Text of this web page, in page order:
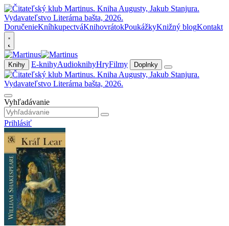
DoručenieKníhkupectváKnihovrátokPoukážkyKnižný blogKontakt
Knihy E-knihyAudioknihyHryFilmy Doplnky
Vyhľadávanie
Prihlásiť